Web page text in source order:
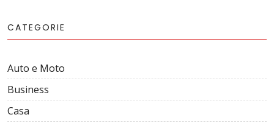
CATEGORIE
Auto e Moto
Business
Casa